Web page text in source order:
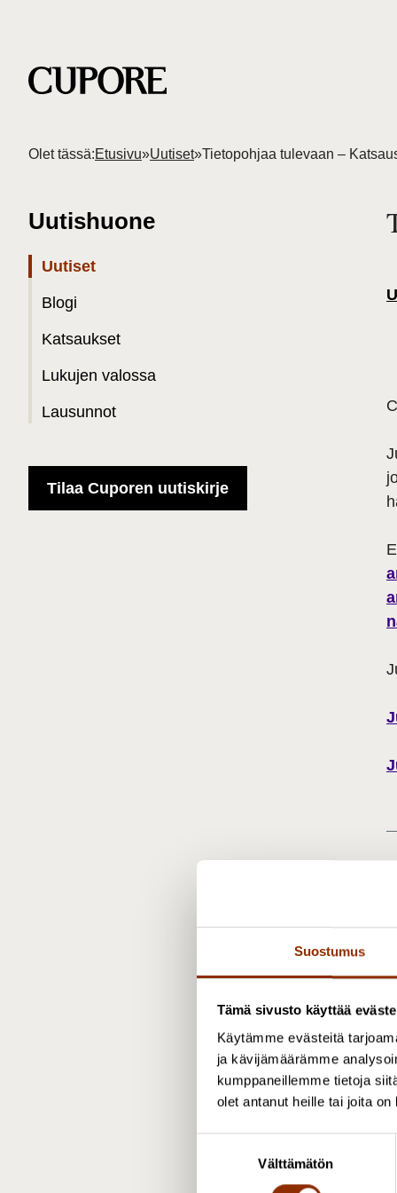
Suostumus
Tämä sivusto käyttää
Käytämme evästeitä
ja kävijämäärämme
kumppaneillemme tietoja
olet antanut heille tai joita
Välttämätön
Olet tässä:Etusivu»Uutiset»
Uutishuone
Uutiset
Blogi
Katsaukset
Lukujen valossa
Lausunnot
Tilaa Cuporen uutiskirje